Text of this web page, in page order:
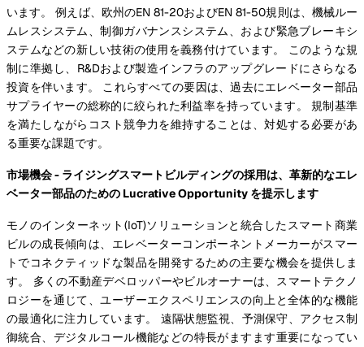
います。 例えば、欧州のEN 81-20およびEN 81-50規則は、機械ルー
ムレスシステム、制御ガバナンスシステム、および緊急ブレーキシ
ステムなどの新しい技術の使用を義務付けています。 このような規
制に準拠し、R&Dおよび製造インフラのアップグレードにさらなる
投資を伴います。 これらすべての要因は、過去にエレベーター部品
サプライヤーの総称的に絞られた利益率を持っています。 規制基準
を満たしながらコスト競争力を維持することは、対処する必要があ
る重要な課題です。
市場機会 - ライジングスマートビルディングの採用は、革新的なエレ
ベーター部品のための Lucrative Opportunity を提示します
モノのインターネット(IoT)ソリューションと統合したスマート商業
ビルの成長傾向は、エレベーターコンポーネントメーカーがスマー
トでコネクティッドな製品を開発するための主要な機会を提供しま
す。 多くの不動産デベロッパーやビルオーナーは、スマートテクノ
ロジーを通じて、ユーザーエクスペリエンスの向上と全体的な機能
の最適化に注力しています。 遠隔状態監視、予測保守、アクセス制
御統合、デジタルコール機能などの特長がますます重要になってい